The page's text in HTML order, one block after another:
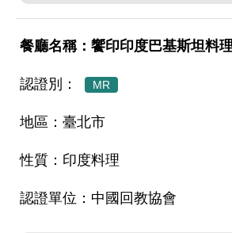
饗印印度巴基斯坦料
MR
臺北市
印度料理
中國回教協會